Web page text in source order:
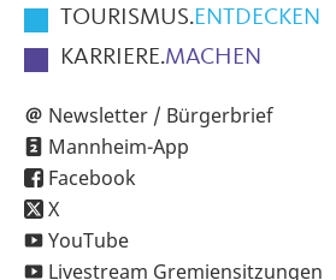
TOURISMUS.ENTDECKEN
KARRIERE.MACHEN
Newsletter / Bürgerbrief
Mannheim-App
Facebook
X
YouTube
Livestream Gremiensitzungen